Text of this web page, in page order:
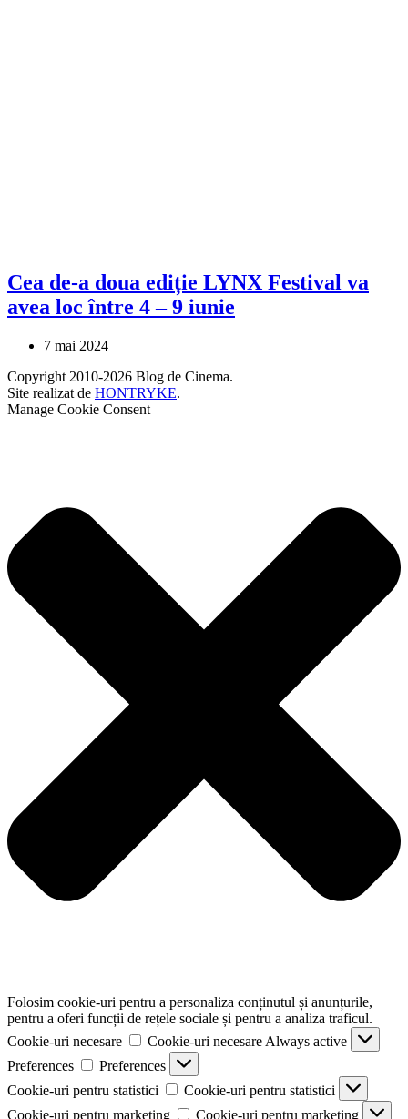
Cea de-a doua ediție LYNX Festival va
avea loc între 4 – 9 iunie
7 mai 2024
Copyright 2010-2026 Blog de Cinema.
Site realizat de HONTRYKE.
Manage Cookie Consent
Folosim cookie-uri pentru a personaliza conținutul și anunțurile,
pentru a oferi funcții de rețele sociale și pentru a analiza traficul.
Cookie-uri necesare
Cookie-uri necesare Always active
Preferences
Preferences
Cookie-uri pentru statistici
Cookie-uri pentru statistici
Cookie-uri pentru marketing
Cookie-uri pentru marketing